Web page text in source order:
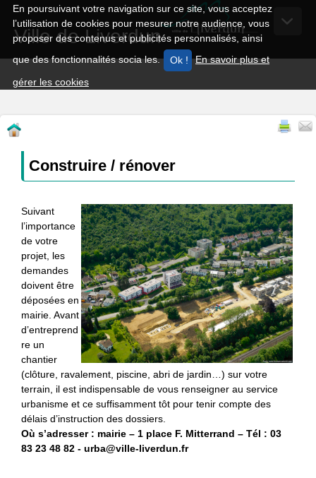
En poursuivant votre navigation sur ce site, vous acceptez
l’utilisation de cookies pour mesurer notre audience, vous
proposer des contenus et publicités personnalisés, ainsi
que des fonctionnalités socia les.
En savoir plus et
gérer les cookies
Ville de Liverdun
Construire / rénover
Suivant
l’importance
de votre
projet, les
demandes
doivent être
déposées en
mairie. Avant
d’entreprend
re un
chantier
(clôture, ravalement, piscine, abri de jardin…) sur votre
terrain, il est indispensable de vous renseigner au service
urbanisme et ce suffisamment tôt pour tenir compte des
délais d’instruction des dossiers.
Où s’adresser : mairie – 1 place F. Mitterrand – Tél : 03
83 23 48 82 - urba@ville-liverdun.fr